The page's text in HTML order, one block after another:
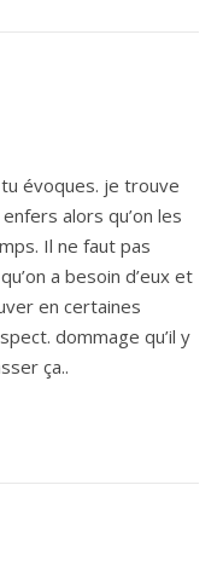
tu évoques. je trouve
alors qu’on les
Il ne faut pas
a besoin d’eux et
en certaines
dommage qu’il y
ça..